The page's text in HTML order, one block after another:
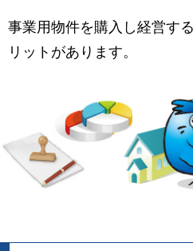
事業用物件を購入し経営す
リットがあります。